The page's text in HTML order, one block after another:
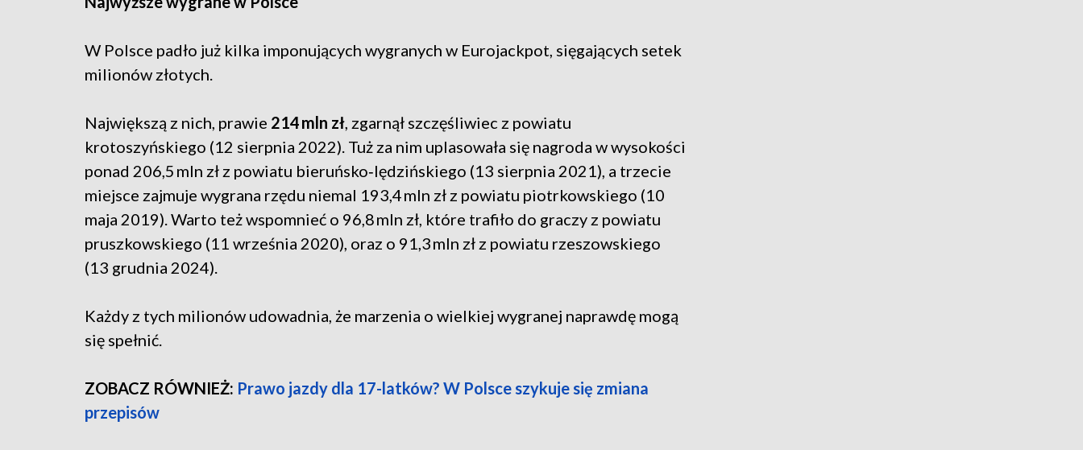
W Polsce padło już kilka imponujących wygranych w Eurojackpot, sięgających setek
milionów złotych.
Największą z nich, prawie 214 mln zł, zgarnął szczęśliwiec z powiatu
krotoszyńskiego (12 sierpnia 2022). Tuż za nim uplasowała się nagroda w wysokości
ponad 206,5 mln zł z powiatu bieruńsko‑lędzińskiego (13 sierpnia 2021), a trzecie
miejsce zajmuje wygrana rzędu niemal 193,4 mln zł z powiatu piotrkowskiego (10
maja 2019). Warto też wspomnieć o 96,8 mln zł, które trafiło do graczy z powiatu
pruszkowskiego (11 września 2020), oraz o 91,3 mln zł z powiatu rzeszowskiego
(13 grudnia 2024).
Każdy z tych milionów udowadnia, że marzenia o wielkiej wygranej naprawdę mogą
się spełnić.
ZOBACZ RÓWNIEŻ: Prawo jazdy dla 17-latków? W Polsce szykuje się zmiana
przepisów